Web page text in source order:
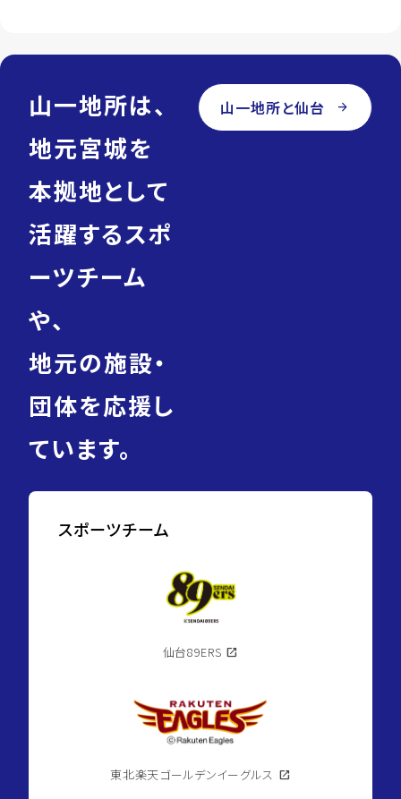
山一地所は、
地元宮城を
本拠地として
活躍するスポ
ーツチーム
や、
地元の施設・
団体を応援し
ています。
山一地所と仙台 arrow_forward
スポーツチーム
仙台89ERS open_in_new
東北楽天ゴールデンイーグルス open_in_new